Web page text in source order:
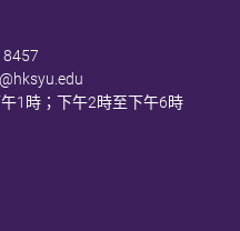
1時；下午2時至下午6時